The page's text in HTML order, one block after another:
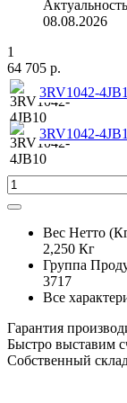
08.08.2026
1
64 705 р.
3RV1042-
3RV1042-
Вес Нетто
2,250 Кг
Группа
3717
Все
Гарантия
Быстро выставим
Собственный